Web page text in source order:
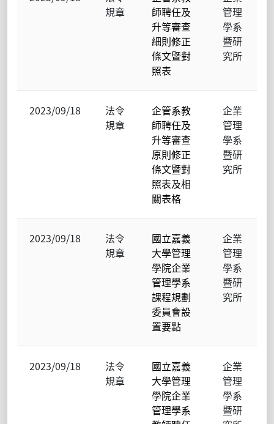
規章
師聘任及
升等審查
細則修正
條文暨對
照表
管理
學系
暨研
究所
2023/09/18
法令
規章
企管系教
師聘任及
升等審查
原則修正
條文暨對
照表及相
關表格
企業
管理
學系
暨研
究所
2023/09/18
法令
規章
國立嘉義
大學管理
學院企業
管理學系
課程規劃
委員會設
置要點
企業
管理
學系
暨研
究所
2023/09/18
法令
規章
國立嘉義
大學管理
學院企業
管理學系
企業
管理
學系
暨研